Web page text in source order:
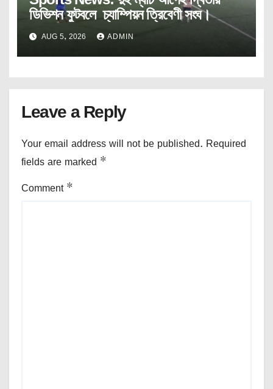
ডিভিশন ফুটবলে চ্যাম্পিয়ন ত্রিবেণী সংঘ।
AUG 5, 2026 ADMIN
Leave a Reply
Your email address will not be published. Required
fields are marked *
Comment *